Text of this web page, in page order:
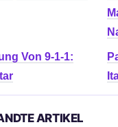
Von 9-1-1:
ARTIKEL